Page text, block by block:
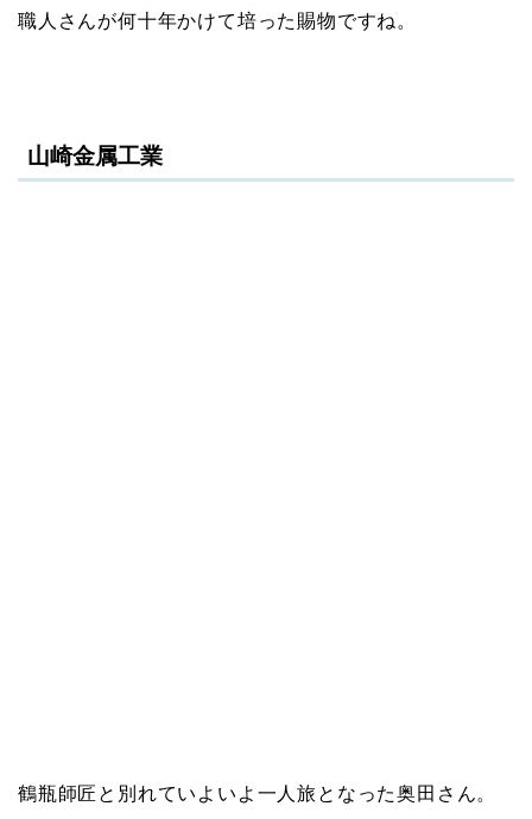
職人さんが何十年かけて培った賜物ですね。
山崎金属工業
鶴瓶師匠と別れていよいよ一人旅となった奥田さん。